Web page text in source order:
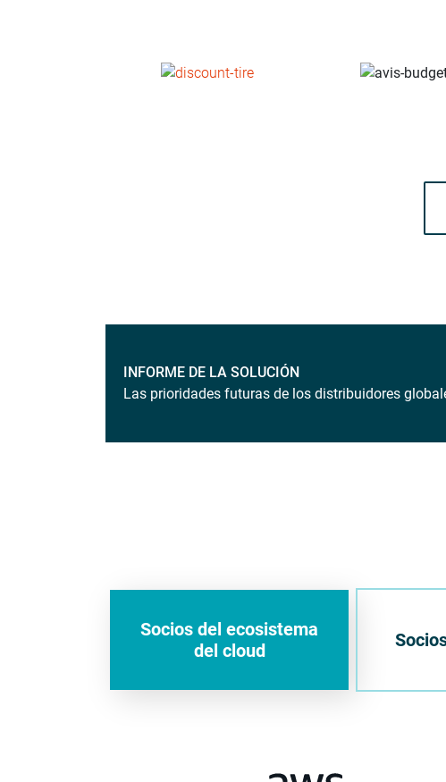
INFORME DE LA SOLUCIÓN
Las prioridades futuras de los distribuidores
Socios del ecosistema
del cloud